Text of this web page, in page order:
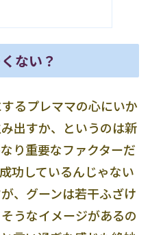
ない？
るプレママの心にいか
出すか、というのは新
り重要なファクターだ
功しているんじゃない
、グーンは若干ふざけ
うなイメージがあるの